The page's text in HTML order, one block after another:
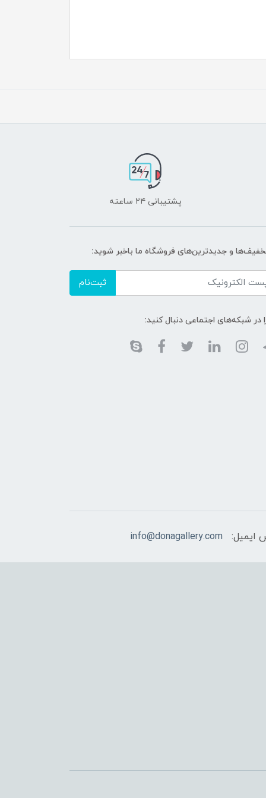
پشتیبانی ۲۴ ساعته
و جدیدترین‌های فروشگاه ما باخبر شوید:
ثبت‌نام
در شبکه‌های اجتماعی دنبال کنید:
ایمیل: info@donagallery.com